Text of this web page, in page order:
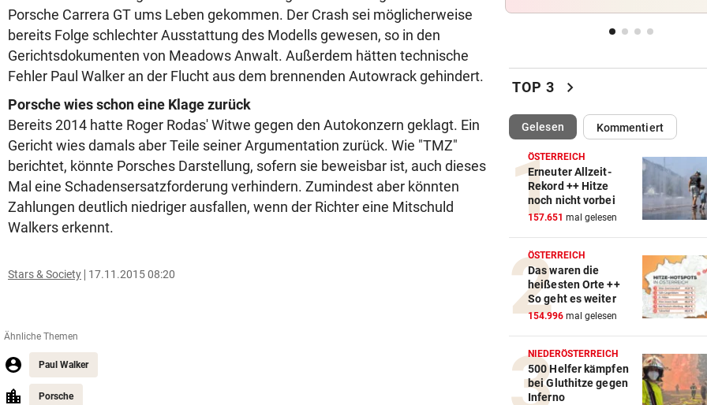
Porsche Carrera GT ums Leben gekommen. Der Crash sei möglicherweise
bereits Folge schlechter Ausstattung des Modells gewesen, so in den
Gerichtsdokumenten von Meadows Anwalt. Außerdem hätten technische
Fehler Paul Walker an der Flucht aus dem brennenden Autowrack gehindert.
Porsche wies schon eine Klage zurück
Bereits 2014 hatte Roger Rodas' Witwe gegen den Autokonzern geklagt. Ein
Gericht wies damals aber Teile seiner Argumentation zurück. Wie "TMZ"
berichtet, könnte Porsches Darstellung, sofern sie beweisbar ist, auch dieses
Mal eine Schadensersatzforderung verhindern. Zumindest aber könnten
Zahlungen deutlich niedriger ausfallen, wenn der Richter eine Mitschuld
Walkers erkennt.
Stars & Society 17.11.2015 08:20
Ähnliche Themen
Paul Walker
Porsche
Katzentöter-Anwalt: „Nie so
Hass begegnet“
TRUMP DROHT:
Lange Haftstrafen für
über Waffenengpässe
CONFERENCE LEAGUE vor
Sieg! Austria stößt die Tür
Play-off weit auf
MITTEN IN HITZEWELLE vor
Irre! Salzburg – Pafos wegen
Sintflut unterbrochen
RADSPORT
Reusser vor Ventoux-Etappe
weiter im Gelben Trikot
TOP 3 chevron_right
Gelesen(ausgewählt)Kommentiert
ÖSTERREICH
Erneuter Allzeit-
Rekord ++ Hitze
noch nicht vorbei
157.651 mal gelesen
ÖSTERREICH
Das waren die
heißesten Orte ++
So geht es weiter
154.996 mal gelesen
NIEDERÖSTERREICH
500 Helfer kämpfen
bei Gluthitze gegen
Inferno